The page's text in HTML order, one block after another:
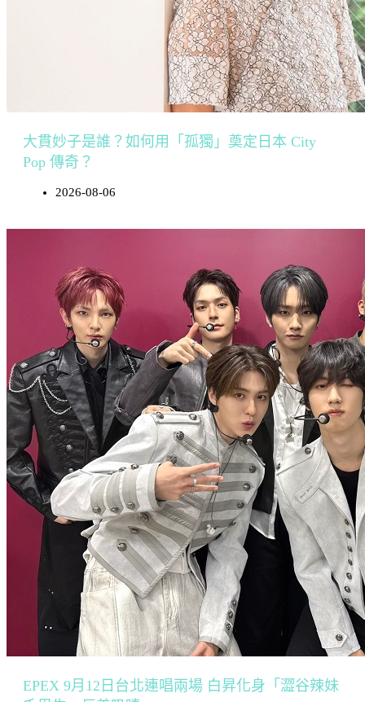
大貫妙子是誰？如何用「孤獨」奠定日本 City
Pop 傳奇？
2026-08-06
EPEX 9月12日台北連唱兩場 白昇化身「澀谷辣妹